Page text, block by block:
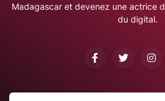
Madagascar et devenez une actrice
du digital.